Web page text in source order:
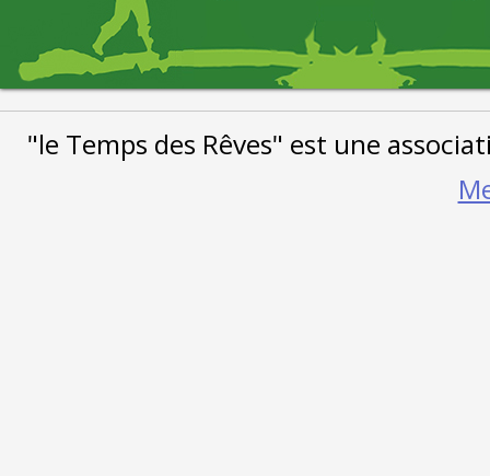
"le Temps des Rêves" est une